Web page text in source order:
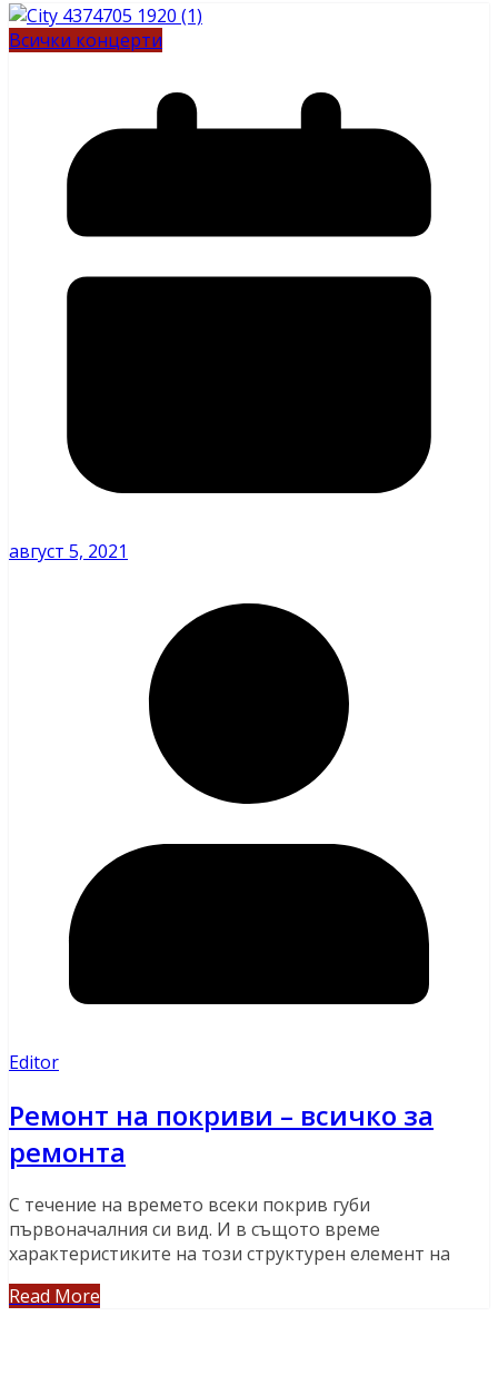
Всички концерти
август 5, 2021
Editor
Ремонт на покриви – всичко за
ремонта
С течение на времето всеки покрив губи
първоначалния си вид. И в същото време
характеристиките на този структурен елемент на
Read More